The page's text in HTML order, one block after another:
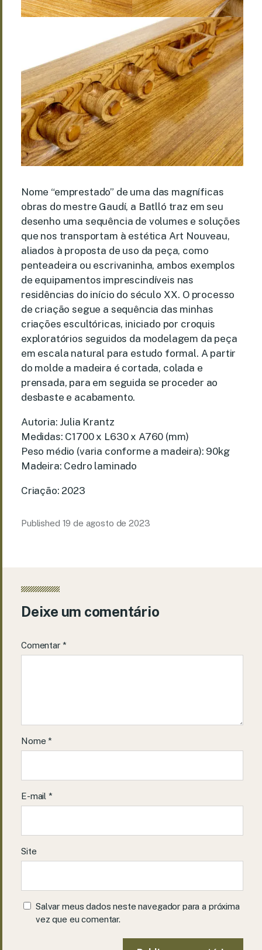
Nome “emprestado” de uma das magníficas
obras do mestre Gaudí, a Batlló traz em seu
desenho uma sequência de volumes e soluções
que nos transportam à estética Art Nouveau,
aliados à proposta de uso da peça, como
penteadeira ou escrivaninha, ambos exemplos
de equipamentos imprescindíveis nas
residências do início do século XX. O processo
de criação segue a sequência das minhas
criações escultóricas, iniciado por croquis
exploratórios seguidos da modelagem da peça
em escala natural para estudo formal. A partir
do molde a madeira é cortada, colada e
prensada, para em seguida se proceder ao
desbaste e acabamento.
Autoria: Julia Krantz
Medidas: C1700 x L630 x A760 (mm)
Peso médio (varia conforme a madeira): 90kg
Madeira: Cedro laminado
Criação: 2023
Published 19 de agosto de 2023
Deixe um comentário
Comentar *
Nome*
E-mail *
Site
Salvar meus dados neste navegador para a próxima
vez que eu comentar.